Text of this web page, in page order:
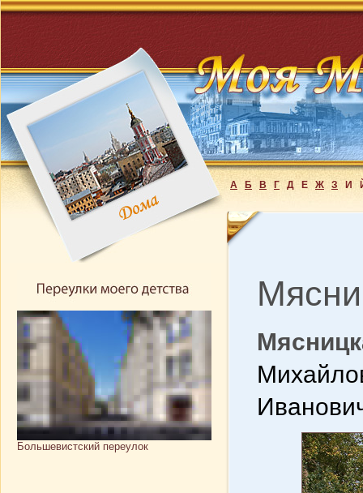
Большевистский переулок
А Б В Г Д Е Ж З И